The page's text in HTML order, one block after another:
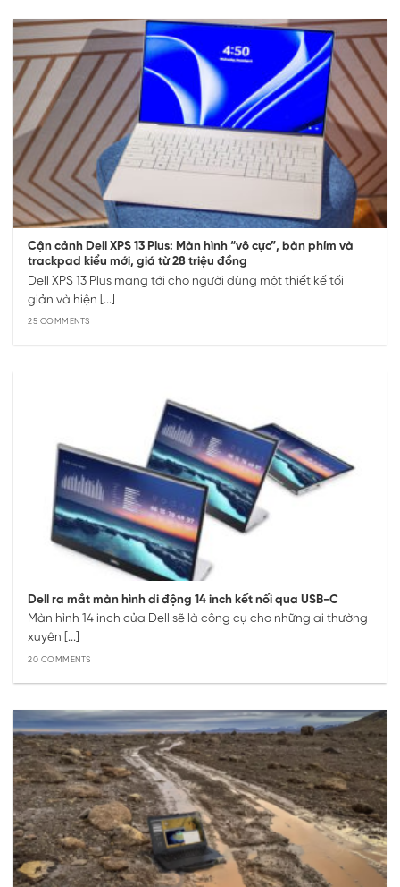
Cận cảnh Dell XPS 13 Plus: Màn hình “vô cực”, bàn phím và
trackpad kiểu mới, giá từ 28 triệu đồng
Dell XPS 13 Plus mang tới cho người dùng một thiết kế tối
giản và hiện [...]
25 COMMENTS
Dell ra mắt màn hình di động 14 inch kết nối qua USB-C
Màn hình 14 inch của Dell sẽ là công cụ cho những ai thường
xuyên [...]
20 COMMENTS